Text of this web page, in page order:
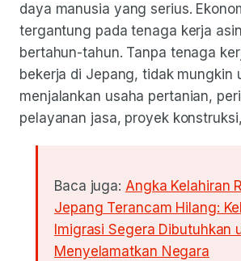
daya manusia yang serius.
tergantung pada tenaga kerja
bertahun-tahun. Tanpa tenaga
bekerja di Jepang, tidak mungkin
menjalankan usaha pertanian,
pelayanan jasa, proyek
Baca juga: Angka Kelahiran
Jepang Terancam Hilang:
Imigrasi Segera Dibutuhkan
Menyelamatkan Negara